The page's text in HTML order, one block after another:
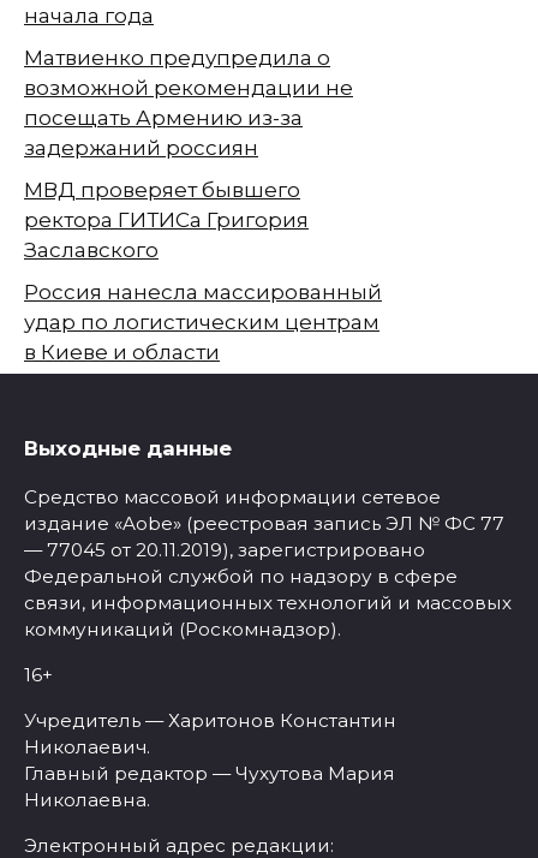
начала года
Матвиенко предупредила о
возможной рекомендации не
посещать Армению из-за
задержаний россиян
МВД проверяет бывшего
ректора ГИТИСа Григория
Заславского
Россия нанесла массированный
удар по логистическим центрам
в Киеве и области
Выходные данные
Средство массовой информации сетевое
издание «Aobe» (реестровая запись ЭЛ № ФС 77
— 77045 от 20.11.2019), зарегистрировано
Федеральной службой по надзору в сфере
связи, информационных технологий и массовых
коммуникаций (Роскомнадзор).
16+
Учредитель — Харитонов Константин
Николаевич.
Главный редактор — Чухутова Мария
Николаевна.
Электронный адрес редакции: